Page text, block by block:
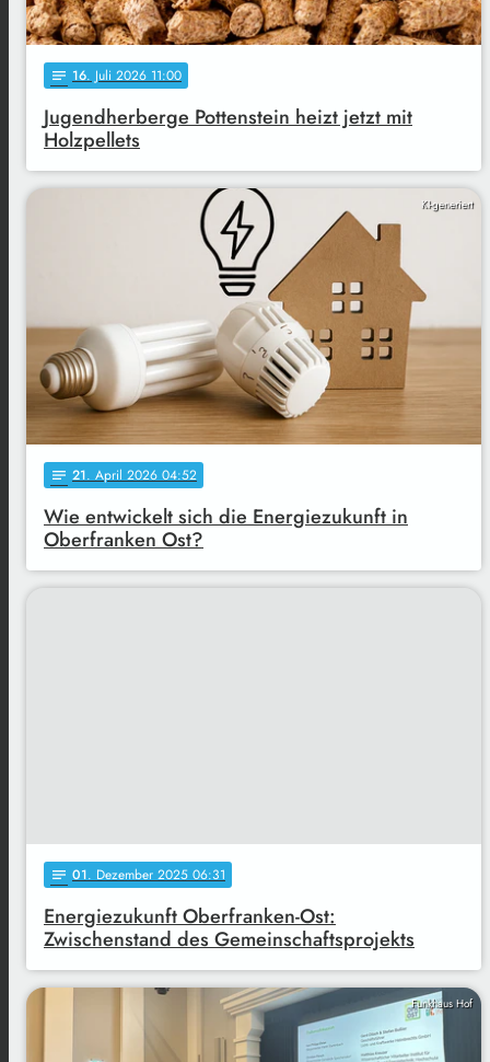
notes 16. Juli 2026 11:00
Jugendherberge Pottenstein heizt jetzt mit
Holzpellets
KI-generiert
notes 21. April 2026 04:52
Wie entwickelt sich die Energiezukunft in
Oberfranken Ost?
notes 01. Dezember 2025 06:31
Energiezukunft Oberfranken-Ost:
Zwischenstand des Gemeinschaftsprojekts
Funkhaus Hof